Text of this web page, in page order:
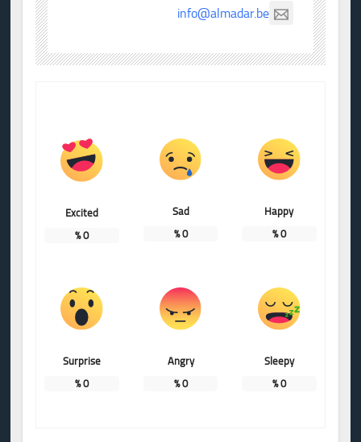
info@almadar.be
Happy
0
%
Sad
0
%
Excited
0
%
Sleepy
0
%
Angry
0
%
Surprise
0
%